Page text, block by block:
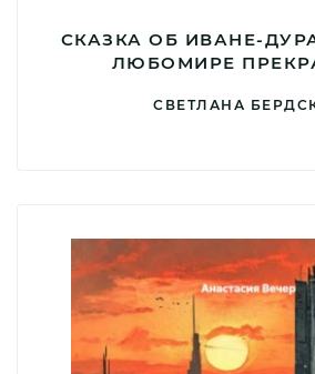
СКАЗКА ОБ ИВАНЕ-
ЛЮБОМИРЕ
СВЕТЛАНА